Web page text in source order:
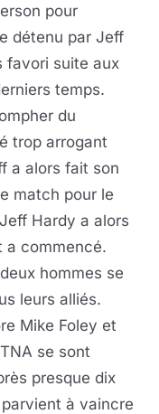
pour
détenu par Jeff
favori suite aux
temps.
du
trop arrogant
a alors fait son
match pour le
Hardy a alors
a commencé.
hommes se
leurs alliés.
Mike Foley et
se sont
presque dix
à vaincre